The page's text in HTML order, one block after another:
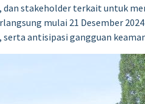
stakeholder terkait untuk
mulai 21 Desember
antisipasi gangguan